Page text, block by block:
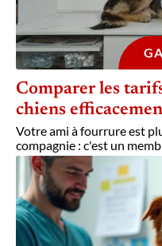
Comparer les
chiens
Votre ami à fourrure est
compagnie : c'est un